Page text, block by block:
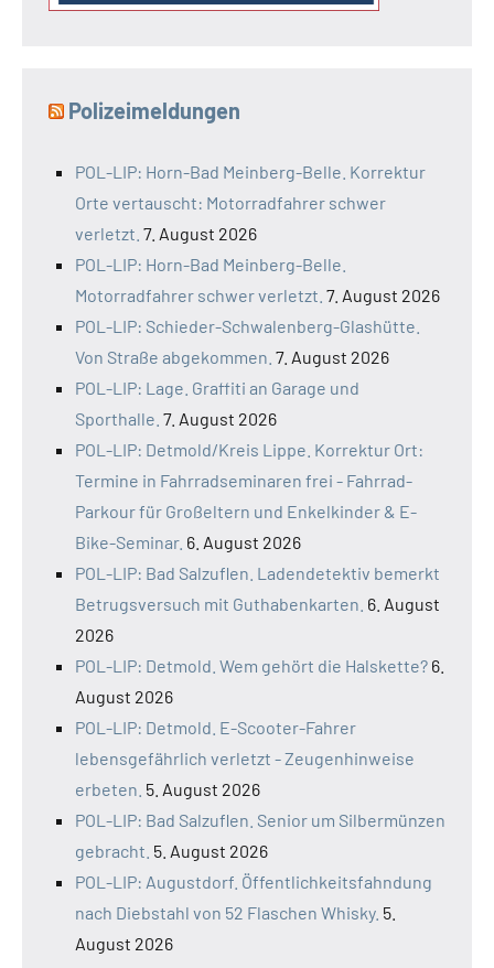
Polizeimeldungen
POL-LIP: Horn-Bad Meinberg-Belle. Korrektur
Orte vertauscht: Motorradfahrer schwer
verletzt. 7. August 2026
POL-LIP: Horn-Bad Meinberg-Belle.
Motorradfahrer schwer verletzt. 7. August 2026
POL-LIP: Schieder-Schwalenberg-Glashütte.
Von Straße abgekommen. 7. August 2026
POL-LIP: Lage. Graffiti an Garage und
Sporthalle. 7. August 2026
POL-LIP: Detmold/Kreis Lippe. Korrektur Ort:
Termine in Fahrradseminaren frei - Fahrrad-
Parkour für Großeltern und Enkelkinder & E-
Bike-Seminar. 6. August 2026
POL-LIP: Bad Salzuflen. Ladendetektiv bemerkt
Betrugsversuch mit Guthabenkarten. 6. August
2026
POL-LIP: Detmold. Wem gehört die Halskette? 6.
August 2026
POL-LIP: Detmold. E-Scooter-Fahrer
lebensgefährlich verletzt - Zeugenhinweise
erbeten. 5. August 2026
POL-LIP: Bad Salzuflen. Senior um Silbermünzen
gebracht. 5. August 2026
POL-LIP: Augustdorf. Öffentlichkeitsfahndung
nach Diebstahl von 52 Flaschen Whisky. 5.
August 2026